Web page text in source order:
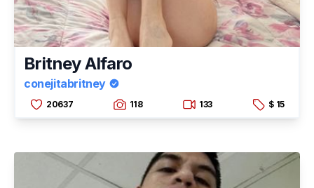
Britney Alfaro
conejitabritney
20637 118 133 $ 15